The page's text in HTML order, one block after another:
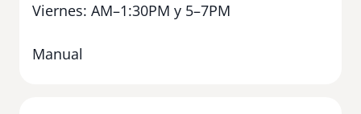
Viernes: AM–1:30PM y 5–7PM
Manual